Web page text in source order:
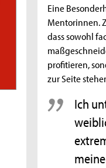
Eine
Mentorinnen.
dass sowohl
profitieren,
zur Seite
Ich